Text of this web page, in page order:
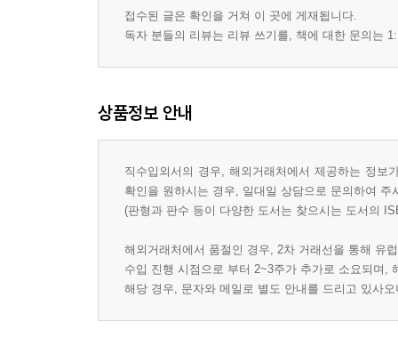
접수된 글은 확인을 거쳐 이 곳에 게재됩니다.
독자 분들의 리뷰는 리뷰 쓰기를, 책에 대한 문의는
상품정보 안내
직수입외서의 경우, 해외거래처에서 제공하는 정
확인을 원하시는 경우, 일대일 상담으로 문의하여 주
(판형과 판수 등이 다양한 도서는 찾으시는 도서의
해외거래처에서 품절인 경우, 2차 거래선을 통해 유
수입 진행 시점으로 부터 2~3주가 추가로 소요되며,
해당 경우, 문자와 메일로 별도 안내를 드리고 있사